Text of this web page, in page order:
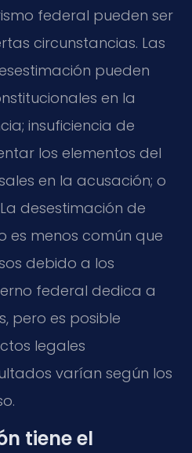
federal pueden ser
circunstancias. Las
pueden
en la
insuficiencia de
los elementos del
en la acusación; o
desestimación de
es menos común que
debido a los
federal dedica a
pero es posible
legales
varían según los
tiene el